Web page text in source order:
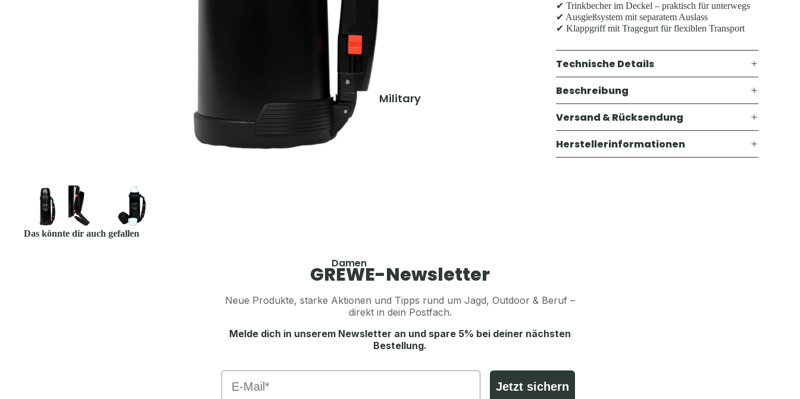
Ausrüstung
Rucksäcke
Zelte & Schlafsäcke
Trink- & Thermosflaschen
Taschen & Geldbörsen
Gaskocher, Lampen & Zubehör
Teller, Töpfe & Geschirr
Handschuhe
Shirts & Blusen
Pullover & Hoodies
Westen
Schuhe & Zubehör
Herren
Jacken
Hosen
Mützen & Caps
Jagdhüte & Trachtenhüte
Balaclava & Sturmhauben
Schals & Tücher
Handschuhe
Gürtel, Koppel & Hosenträger
Military
Damen
Jacken
Hosen
Shirts & Hemden
Pullover & Hoodies
Schuhe & Zubehör
✔ Trinkbecher im Deckel – praktisch für unterwegs
✔ Ausgießsystem mit separatem Auslass
✔ Klappgriff mit Tragegurt für flexiblen Transport
Technische Details
Beschreibung
Versand & Rücksendung
Herstellerinformationen
Das könnte dir auch gefallen
GREWE-Newsletter
Neue Produkte, starke Aktionen und Tipps rund um Jagd, Outdoor & Beruf –
direkt in dein Postfach.
Melde dich in unserem Newsletter an und spare 5% bei deiner nächsten
Bestellung.
Email
Jetzt sichern